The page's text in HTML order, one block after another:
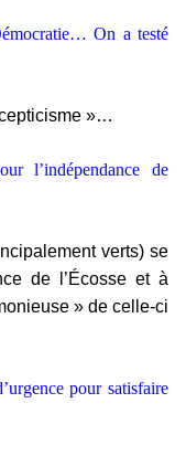
On a testé
»…
l’indépendance de
verts) se
de l’Écosse et à
» de celle-ci
pour satisfaire